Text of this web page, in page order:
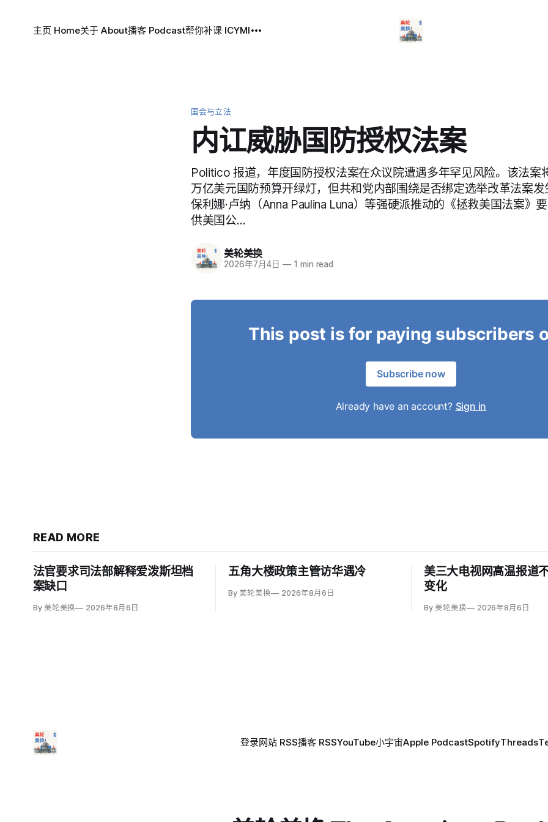
主页 Home关于 About播客 Podcast帮你补课 ICYMI
国会与立法
内讧威胁国防授权法案
Politico 报道，年度国防授权法案在众议院遭遇多年罕见风险。该法案
万亿美元国防预算开绿灯，但共和党内部围绕是否绑定选举改革法案发
保利娜·卢纳（Anna Paulina Luna）等强硬派推动的《拯救美国法案》
供美国公…
美轮美换
2026年7月4日 — 1 min read
This post is for paying subscribers
Subscribe now
Already have an account? Sign in
READ MORE
法官要求司法部解释爱泼斯坦档
案缺口
By 美轮美换 2026年8月6日
五角大楼政策主管访华遇冷
By 美轮美换 2026年8月6日
美三大电视网高温报道
变化
By 美轮美换 2026年8月6日
登录网站 RSS播客 RSSYouTube小宇宙Apple PodcastSpotifyThreads